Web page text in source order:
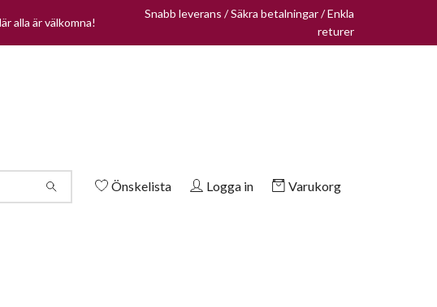
alla är välkomna!
Snabb leverans / Säkra betalningar / Enkla
returer
Önskelista Logga in Varukorg